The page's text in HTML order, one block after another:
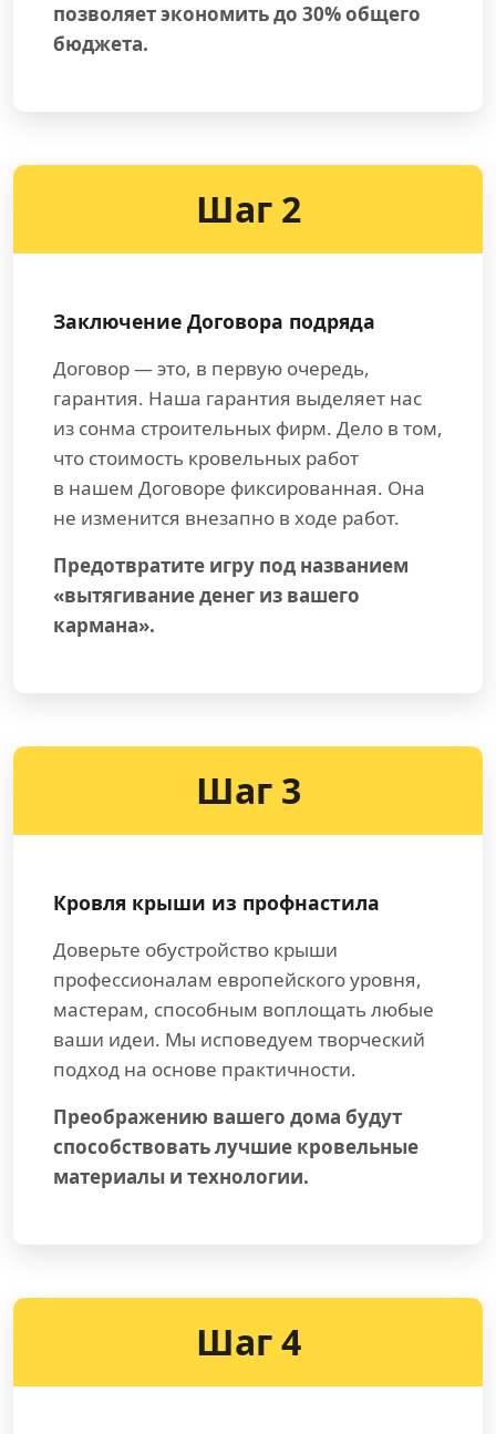
позволяет экономить до 30% общего
бюджета.
Шаг 2
Заключение Договора подряда
Договор — это, в первую очередь,
гарантия. Наша гарантия выделяет нас
из сонма строительных фирм. Дело в том,
что стоимость кровельных работ
в нашем Договоре фиксированная. Она
не изменится внезапно в ходе работ.
Предотвратите игру под названием
«вытягивание денег из вашего
кармана».
Шаг 3
Кровля крыши из профнастила
Доверьте обустройство крыши
профессионалам европейского уровня,
мастерам, способным воплощать любые
ваши идеи. Мы исповедуем творческий
подход на основе практичности.
Преображению вашего дома будут
способствовать лучшие кровельные
материалы и технологии.
Шаг 4